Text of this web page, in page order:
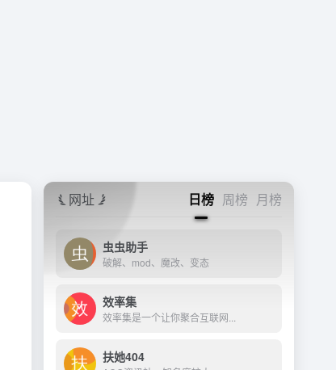
网址 日榜 周榜 月榜
虫虫助手
破解、mod、魔改、变态
效率集
效率集是一个让你聚合互联网...
扶她404